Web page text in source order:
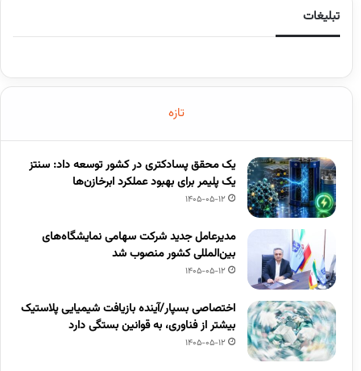
تبلیغات
تازه
یک محقق پسادکتری در کشور توسعه داد: سنتز
یک پلیمر برای بهبود عملکرد ابرخازن‌ها
1405-05-12
مدیرعامل جدید شرکت سهامی نمایشگاه‌های
بین‌المللی کشور منصوب شد
1405-05-12
اختصاصی بسپار/آینده بازیافت شیمیایی پلاستیک
بیشتر از فناوری، به قوانین بستگی دارد
1405-05-12